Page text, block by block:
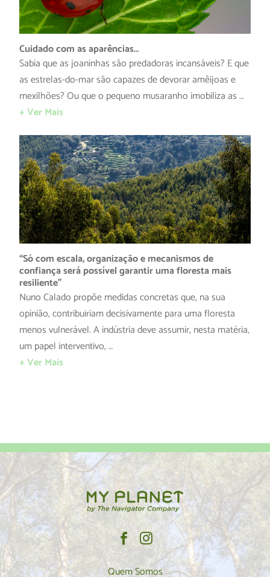
Cuidado com as aparências…
Sabia que as joaninhas são predadoras incansáveis? E que
as estrelas-do-mar são capazes de devorar amêijoas e
mexilhões? Ou que o pequeno musaranho imobiliza as …
+ Ver Mais
“Só com escala, organização e mecanismos de
confiança será possível garantir uma floresta mais
resiliente”
Nuno Calado propõe medidas concretas que, na sua
opinião, contribuiriam decisivamente para uma floresta
menos vulnerável. A indústria deve assumir, nesta matéria,
um papel interventivo, …
+ Ver Mais
Quem Somos